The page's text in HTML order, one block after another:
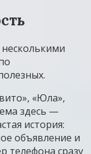
«Юла»,
здесь —
история:
объявление и
телефона сразу